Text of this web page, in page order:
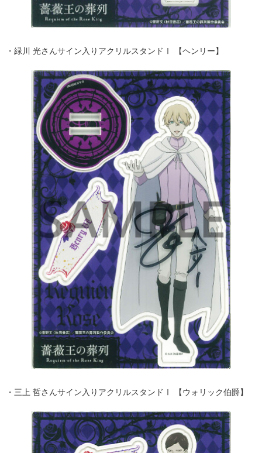
・緑川 光さんサイン入りアクリルスタンドⅠ 【ヘンリー】
・三上 哲さんサイン入りアクリルスタンドⅠ 【ウォリック伯爵】